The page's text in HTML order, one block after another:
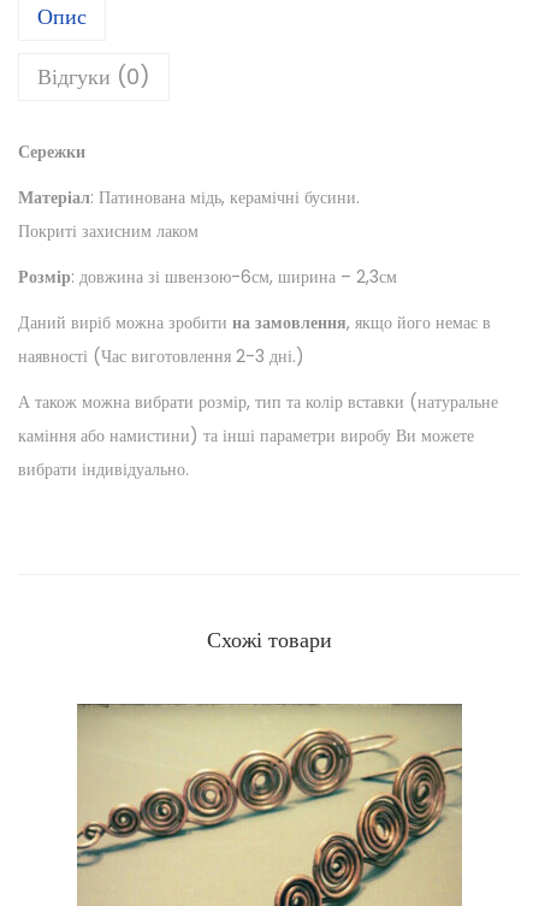
Опис
Відгуки (0)
Сережки
Матеріал: Патинована мідь, керамічні бусини.
Покриті захисним лаком
Розмір: довжина зі швензою-6см, ширина – 2,3см
Даний виріб можна зробити на замовлення, якщо його немає в
наявності (Час виготовлення 2-3 дні.)
А також можна вибрати розмір, тип та колір вставки (натуральне
каміння або намистини) та інші параметри виробу Ви можете
вибрати індивідуально.
Схожі товари